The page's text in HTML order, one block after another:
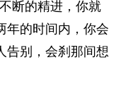
断的精进，你就
年的时间内，你会
告别，会刹那间想